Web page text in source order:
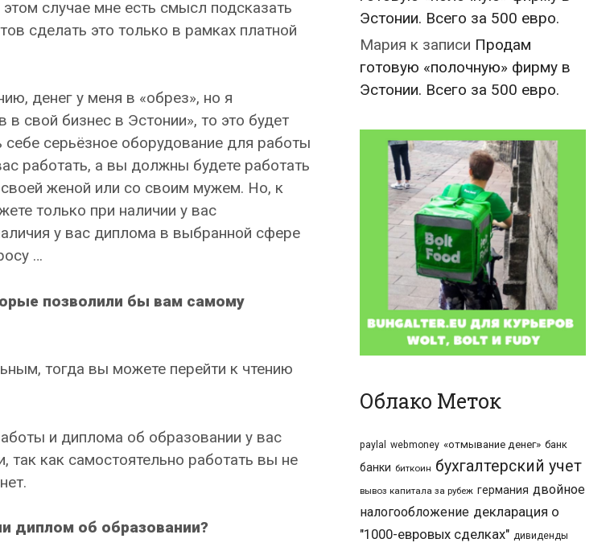
случае мне есть смысл подсказать
сделать это только в рамках платной
денег у меня в «обрез», но я
свой бизнес в Эстонии», то это будет
серьёзное оборудование для работы
работать, а вы должны будете работать
женой или со своим мужем. Но, к
только при наличии у вас
у вас диплома в выбранной сфере
…
позволили бы вам самому
тогда вы можете перейти к чтению
и диплома об образовании у вас
так как самостоятельно работать вы не
диплом об образовании?
Эстонии. Всего за 500 евро.
Мария к записи Продам
готовую «полочную» фирму в
Эстонии. Всего за 500 евро.
Облако Меток
paylal webmoney «отмывание денег» банк
банки биткоин бухгалтерский учет
вывоз капитала за рубеж германия двойное
налогообложение декларация о
"1000-евровых сделках" дивиденды